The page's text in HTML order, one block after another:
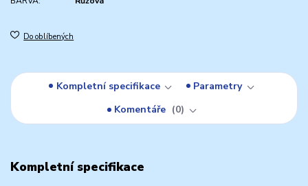
Do oblíbených
Kompletní specifikace
Parametry
Komentáře
0
Kompletní specifikace